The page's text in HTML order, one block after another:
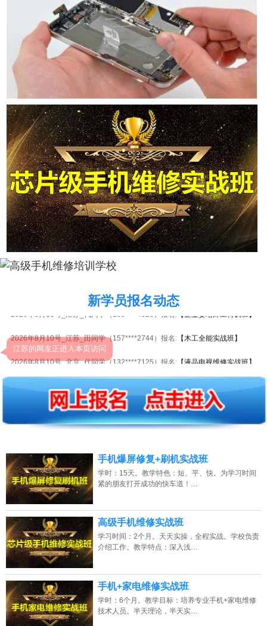
新学员报名动态
2026年8月10号_江苏_代同学（138****4023）报名:【企业委培焊工特训班】
2026年8月10号_北京_代同学（132****7125）报名:
2026年8月10号_江苏_杨同学（181****5646）报名:【装饰装修全能实战班】
2026年8月10号_山西_韩同学（137****8538）报名:【叉车维修实战班】
2026年8月10号_贵州_吴同学（185****7632）报名:【安防监控全能实战班】
2026年8月10号_天津_马同学（182****3150）报名: 【木工全能实战班】
2026年8月10号_山西_陈同学（154****5950）报名:
2026年8月10号_福建_吴同学（138****7319）报名:【装饰装修全能实战班】
2026年8月10号_山西_刘同学（187****0982）报名: 【PLC编程实战班】
2026年8月10号_山西_王同学（132****3249）报名:
手机爆屏修复+刷机实战班
学时：15天。教学特色：短、平、快。为学习时间
紧的朋友打开成功的快车道！…
高级手机维修实战班
学习时间：2个月。天天实操，全程实战。学校负责
介绍工作。教学特点：深入浅…
手机+家电维修实战班
学时：6个月。教学目标：培养专业手机+家电维修
技术人员。半天理论，半天实…